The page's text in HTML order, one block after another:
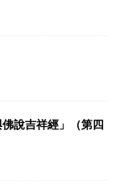
說吉祥經」（第四